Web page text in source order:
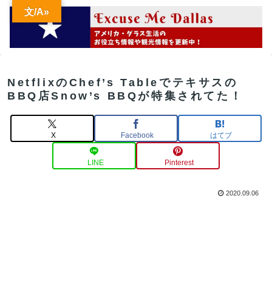
NetflixのChef’s Tableでテキサスの
BBQ店Snow’s BBQが特集されてた！
X Facebook はてブ
LINE Pinterest
2020.09.06
文/A»